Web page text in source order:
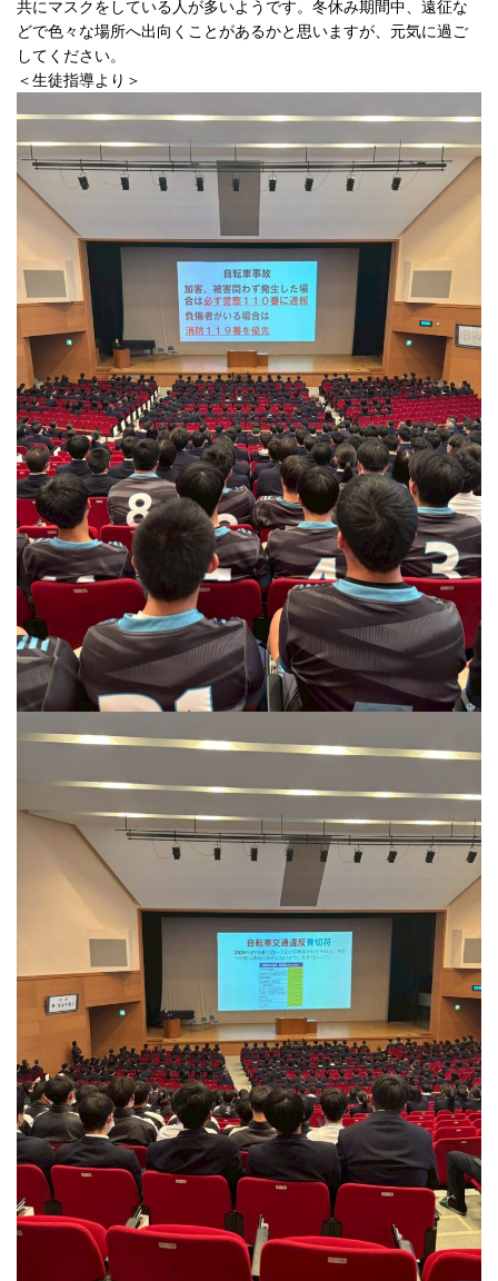
共にマスクをしている人が多いようです。冬休み期間中、遠征な
どで色々な場所へ出向くことがあるかと思いますが、元気に過ご
してください。
＜生徒指導より＞